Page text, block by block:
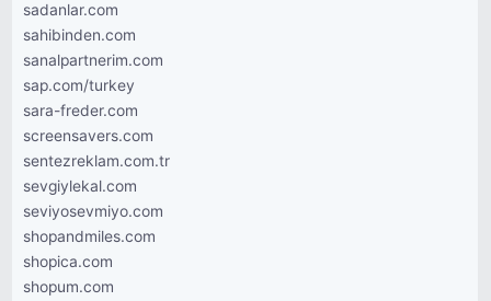
sadanlar.com
sahibinden.com
sanalpartnerim.com
sap.com/turkey
sara-freder.com
screensavers.com
sentezreklam.com.tr
sevgiylekal.com
seviyosevmiyo.com
shopandmiles.com
shopica.com
shopum.com